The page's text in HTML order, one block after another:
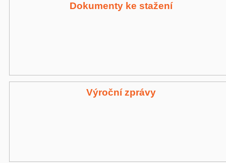
Dokumenty ke stažení
Výroční zprávy